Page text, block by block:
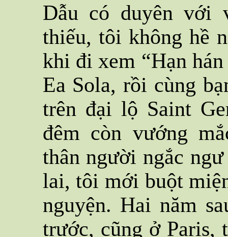
Dẫu có duyên với
thiếu, tôi không hề
khi đi xem “Hạn
Ea Sola, rồi cùng
trên đại lộ Saint
đêm còn vướng
thân người ngắc
lai, tôi mới buột
nguyện. Hai năm
trước, cũng ở Paris,